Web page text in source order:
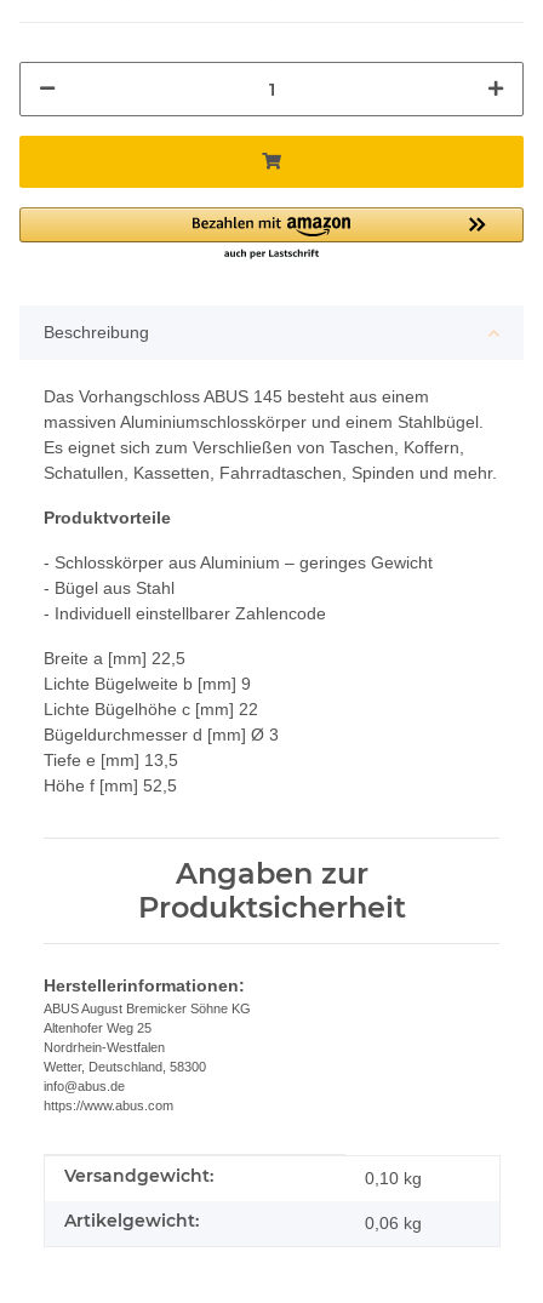
Beschreibung
Das Vorhangschloss ABUS 145 besteht aus einem
massiven Aluminiumschlosskörper und einem Stahlbügel.
Es eignet sich zum Verschließen von Taschen, Koffern,
Schatullen, Kassetten, Fahrradtaschen, Spinden und mehr.
Produktvorteile
- Schlosskörper aus Aluminium – geringes Gewicht
- Bügel aus Stahl
- Individuell einstellbarer Zahlencode
Breite a [mm] 22,5
Lichte Bügelweite b [mm] 9
Lichte Bügelhöhe c [mm] 22
Bügeldurchmesser d [mm] Ø 3
Tiefe e [mm] 13,5
Höhe f [mm] 52,5
Angaben zur
Produktsicherheit
Herstellerinformationen:
ABUS August Bremicker Söhne KG
Altenhofer Weg 25
Nordrhein-Westfalen
Wetter, Deutschland, 58300
info@abus.de
https://www.abus.com
Produkteigenschaft
Wert
Versandgewicht: 0,10 kg
Artikelgewicht: 0,06 kg